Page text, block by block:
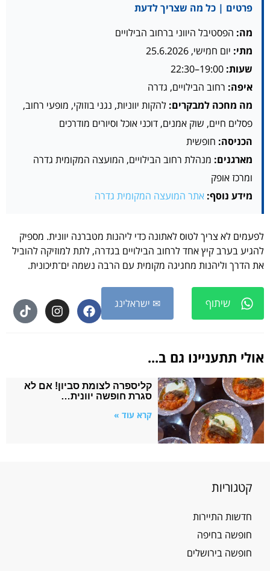
פרטים | כל מה שצריך לדעת
מה: הפסטיבל היווני ברחוב הבילויים
מתי: יום חמישי, 25.6.2026
שעות:
איפה: רחוב הבילויים, גדרה
מה מחכה למבקרים: להקות יווניות, נגני בוזוקי, מופעי רחוב,
פסלים חיים, שוק אמנים, דוכני אוכל וסיורים מודרכים
הכניסה: חופשית
מארגנים: מנהלת רחוב הבילויים, המועצה המקומית גדרה
ומרכז אופק
מידע נוסף: אתר המועצה המקומית גדרה
לפעמים לא צריך לטוס לאתונה כדי ליהנות מטברנה יוונית. מספיק
להגיע בערב קיץ אחד לרחוב הבילויים בגדרה, לתת למוזיקה להוביל
את הדרך וליהנות מחגיגה מקומית עם הרבה נשמה ים־תיכונית.
שיתוף ✉ ישראלינג
אולי תתעניינו גם ב...
קליספרה לצומת סביון! אם לא
סגרת חופשה יוונית…
קרא עוד »
קטגוריות
חדשות התיירות
חופשה בחיפה
חופשה בירושלים